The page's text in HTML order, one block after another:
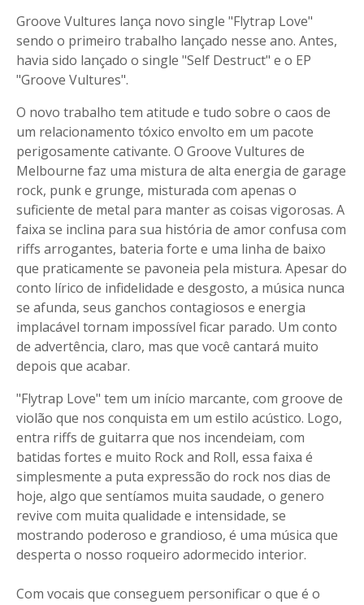
Groove Vultures lança novo single "Flytrap Love"
sendo o primeiro trabalho lançado nesse ano. Antes,
havia sido lançado o single "Self Destruct" e o EP
"Groove Vultures".
O novo trabalho tem atitude e tudo sobre o caos de
um relacionamento tóxico envolto em um pacote
perigosamente cativante. O Groove Vultures de
Melbourne faz uma mistura de alta energia de garage
rock, punk e grunge, misturada com apenas o
suficiente de metal para manter as coisas vigorosas. A
faixa se inclina para sua história de amor confusa com
riffs arrogantes, bateria forte e uma linha de baixo
que praticamente se pavoneia pela mistura. Apesar do
conto lírico de infidelidade e desgosto, a música nunca
se afunda, seus ganchos contagiosos e energia
implacável tornam impossível ficar parado. Um conto
de advertência, claro, mas que você cantará muito
depois que acabar.
"Flytrap Love" tem um início marcante, com groove de
violão que nos conquista em um estilo acústico. Logo,
entra riffs de guitarra que nos incendeiam, com
batidas fortes e muito Rock and Roll, essa faixa é
simplesmente a puta expressão do rock nos dias de
hoje, algo que sentíamos muita saudade, o genero
revive com muita qualidade e intensidade, se
mostrando poderoso e grandioso, é uma música que
desperta o nosso roqueiro adormecido interior.
Com vocais que conseguem personificar o que é o